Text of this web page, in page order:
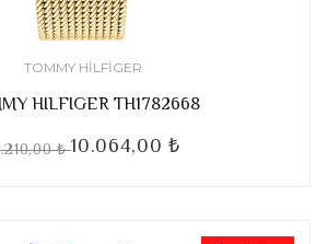
TOMMY HILFIGER
HILFIGER TH1782668
₺10.064,00 ₺